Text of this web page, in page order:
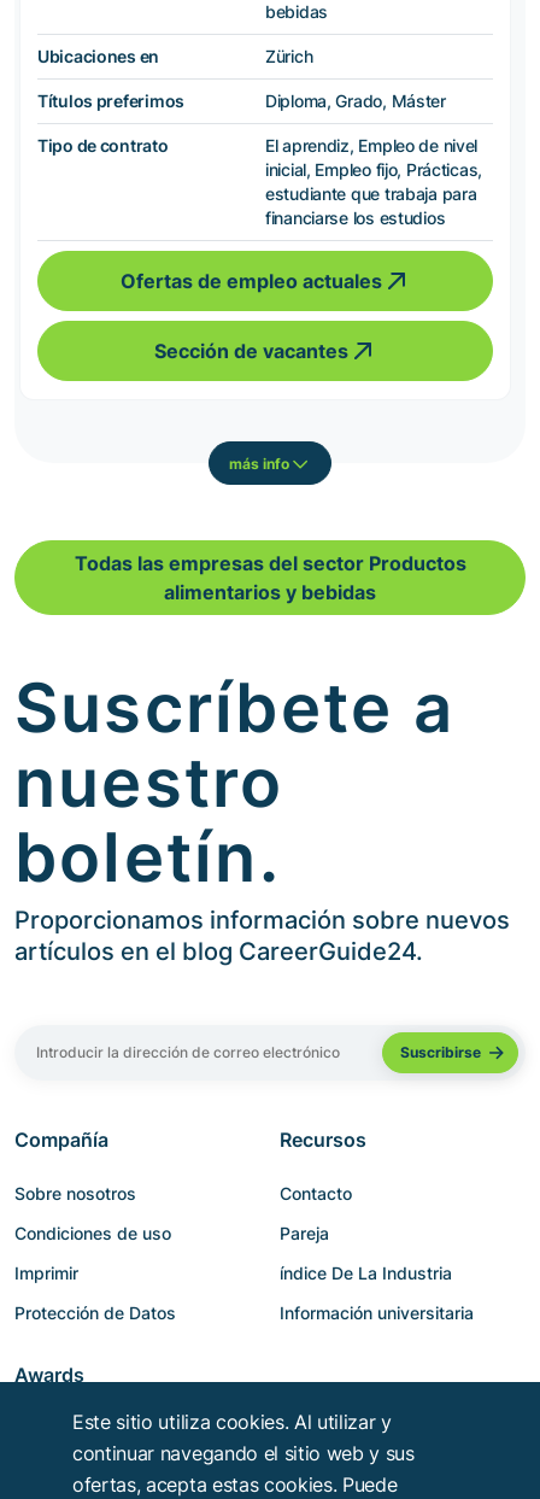
bebidas
Ubicaciones en Zürich
Títulos preferimos Diploma, Grado, Máster
Tipo de contrato
El aprendiz, Empleo de nivel
inicial, Empleo fijo, Prácticas,
estudiante que trabaja para
financiarse los estudios
Ofertas de empleo actuales
Sección de vacantes
más info
Todas las empresas del sector Productos
alimentarios y bebidas
Suscríbete a
nuestro
boletín.
Proporcionamos información sobre nuevos
artículos en el blog CareerGuide24.
Compañía
Sobre nosotros
Condiciones de uso
Imprimir
Protección de Datos
Recursos
Contacto
Pareja
índice De La Industria
Información universitaria
Awards
Este sitio utiliza cookies. Al utilizar y
continuar navegando el sitio web y sus
ofertas, acepta estas cookies. Puede